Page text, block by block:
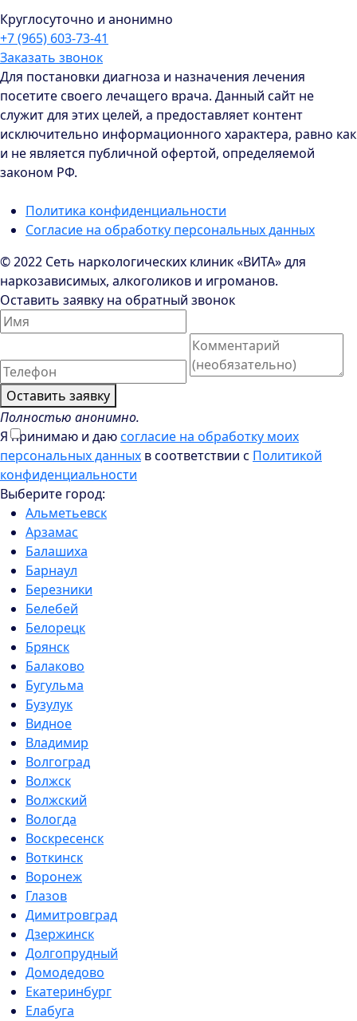
Круглосуточно и анонимно
+7 (965) 603-73-41
Заказать звонок
Для постановки диагноза и назначения лечения
посетите своего лечащего врача. Данный сайт не
служит для этих целей, а предоставляет контент
исключительно информационного характера, равно как
и не является публичной офертой, определяемой
законом РФ.
Политика конфиденциальности
Согласие на обработку персональных данных
© 2022 Сеть наркологических клиник «ВИТА» для
наркозависимых, алкоголиков и игроманов.
Оставить заявку на обратный звонок
Оставить заявку
Полностью анонимно.
Я принимаю и даюсогласие на обработку моих
персональных данных в соответствии с Политикой
конфиденциальности
Выберите город:
Альметьевск
Арзамас
Балашиха
Барнаул
Березники
Белебей
Белорецк
Брянск
Балаково
Бугульма
Бузулук
Видное
Владимир
Волгоград
Волжск
Волжский
Вологда
Воскресенск
Воткинск
Воронеж
Глазов
Димитровград
Дзержинск
Долгопрудный
Домодедово
Екатеринбург
Елабуга